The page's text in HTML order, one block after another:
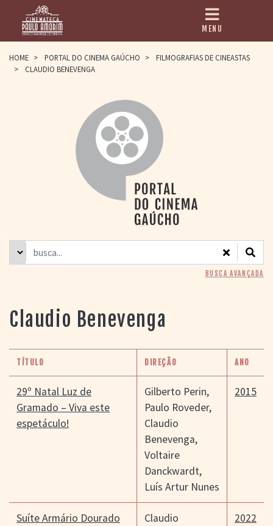
HOME
PAULO AMORIM
> HOMENAGEADOS
> EQUIPE
> ASSOCIAÇÃO DOS
> BIBLIOTECA
ROMEU GRIMALDI
> GRADE SEMANAL
> PREÇOS E
DESCONTOS
PORTAL DO
CINEMA GAÚCHO
> LISTA DE FILMES
> FILMOGRAFIAS DE
CINEASTAS
> DISCOGRAFIAS
> BIBLIOGRAFIAS
MENU
HOME > PORTAL DO CINEMA GAÚCHO >
FILMOGRAFIAS DE CINEASTAS
>
CLAUDIO BENEVENGA
BUSCA AVANÇADA
Claudio Benevenga
TÍTULO DIREÇÃO ANO
29º Natal Luz de
Gramado – Viva este
espetáculo!
Gilberto Perin,
Paulo Roveder,
Claudio
Benevenga,
Voltaire
Danckwardt,
Luís Artur Nunes
2015
Suíte Armário Dourado
Claudio
2022